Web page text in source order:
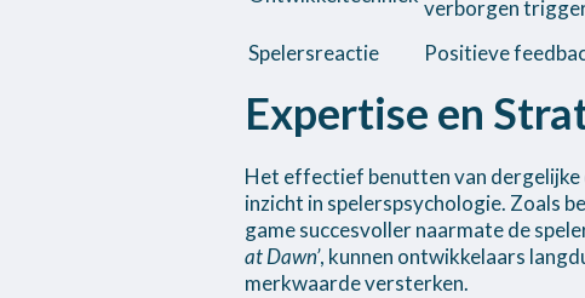
verborgen
Spelersreactie
Positieve
Expertise en
Het effectief benutten van dergelijke
inzicht in spelerspsychologie. Zoals
game succesvoller naarmate de
at Dawn’, kunnen ontwikkelaars
merkwaarde versterken.